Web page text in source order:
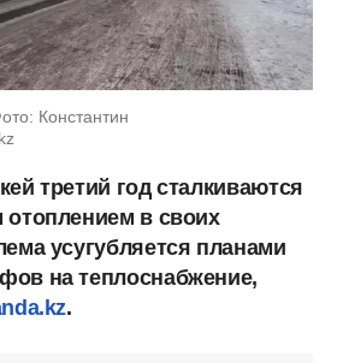
Константин
третий год сталкиваются
отоплением в своих
усугубляется планами
на теплоснабжение,
.